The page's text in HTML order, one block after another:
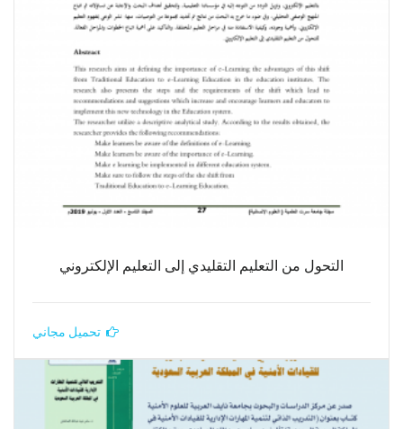
التحول من التعليم التقليدي إلى التعليم الإلكتروني
تحميل مجاني